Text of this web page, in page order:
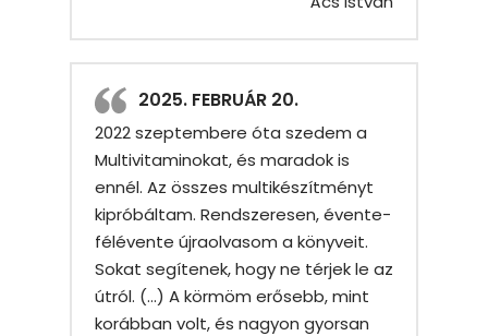
2025. FEBRUÁR 20.
2022 szeptembere óta szedem a
Multivitaminokat, és maradok is
ennél. Az összes multikészítményt
kipróbáltam. Rendszeresen, évente-
félévente újraolvasom a könyveit.
Sokat segítenek, hogy ne térjek le az
útról. (…) A körmöm erősebb, mint
korábban volt, és nagyon gyorsan